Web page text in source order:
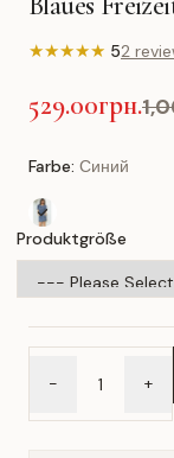
★★★★★ 52
529.00грн.
Farbe: Синий
Produktgröße
- +